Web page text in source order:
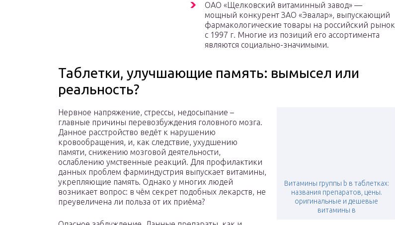
ОАО «Щелковский витаминный завод» —
мощный конкурент ЗАО «Эвалар», выпускающий
фармакологические товары на российский рынок
с 1997 г. Многие из позиций его ассортимента
являются социально-значимыми.
Таблетки, улучшающие память: вымысел или
реальность?
Витамины группы b в таблетках:
названия препаратов, цены.
оригинальные и дешевые
витамины в
Нервное напряжение, стрессы, недосыпание –
главные причины перевозбуждения головного мозга.
Данное расстройство ведёт к нарушению
кровообращения, и, как следствие, ухудшению
памяти, снижению мозговой деятельности,
ослаблению умственные реакций. Для профилактики
данных проблем фарминдустрия выпускает витамины,
укрепляющие память. Однако у многих людей
возникает вопрос: в чём секрет подобных лекарств, не
преувеличена ли польза от их приёма?